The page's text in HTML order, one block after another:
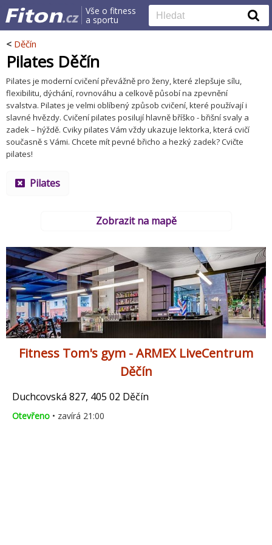
Vše o fitness
a sportu
< Děčín
Pilates Děčín
Pilates je moderní cvičení převážně pro ženy, které zlepšuje sílu,
flexibilitu, dýchání, rovnováhu a celkově působí na zpevnění
svalstva. Pilates je velmi oblíbený způsob cvičení, které používají i
slavné hvězdy. Cvičení pilates posilují hlavně bříško - břišní svaly a
zadek – hýždě. Cviky pilates Vám vždy ukazuje lektorka, která cvičí
současně s Vámi. Chcete mít pevné břicho a hezký zadek? Cvičte
pilates!
Pilates
Zobrazit na mapě
Fitness Tom's gym - ARMEX LiveCentrum
Děčín
Duchcovská 827, 405 02 Děčín
Otevřeno • zavírá 21:00